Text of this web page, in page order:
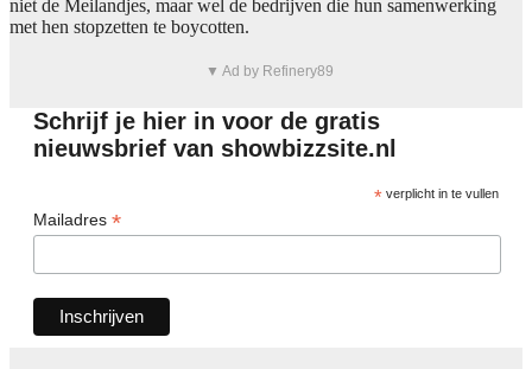
niet de Meilandjes, maar wel de bedrijven die hun samenwerking
met hen stopzetten te boycotten.
▼ Ad by Refinery89
Schrijf je hier in voor de gratis
nieuwsbrief van showbizzsite.nl
* verplicht in te vullen
Mailadres *